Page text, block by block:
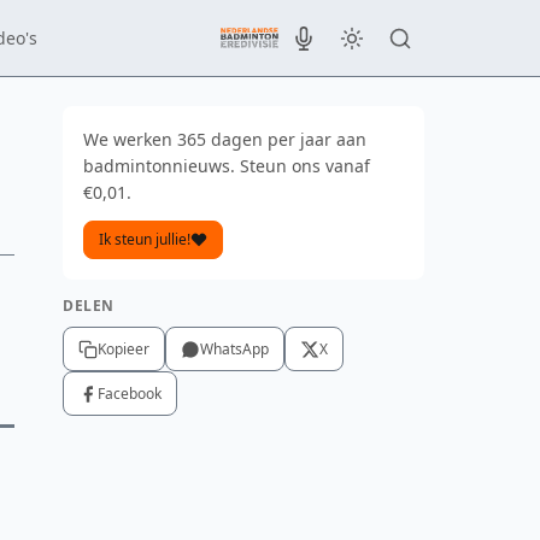
We werken 365 dagen per jaar aan
badmintonnieuws. Steun ons vanaf
€0,01.
Ik steun jullie!
DELEN
Kopieer WhatsApp X
Facebook